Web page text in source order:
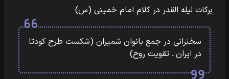
برکات لیله القدر در کلام امام خمینی (س)
سخنرانی در جمع بانوان شمیران (شکست طرح کودتا
در ایران ـ تقویت روح)